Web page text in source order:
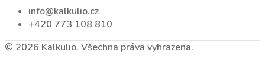
info@kalkulio.cz
+420 773 108 810
© 2026 Kalkulio. Všechna práva vyhrazena.